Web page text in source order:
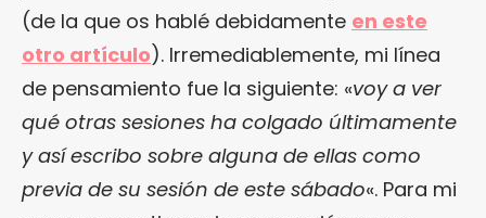
(de la que os hablé debidamente en este
otro artículo). Irremediablemente, mi línea
de pensamiento fue la siguiente: «voy a ver
qué otras sesiones ha colgado últimamente
y así escribo sobre alguna de ellas como
previa de su sesión de este sábado«. Para mi